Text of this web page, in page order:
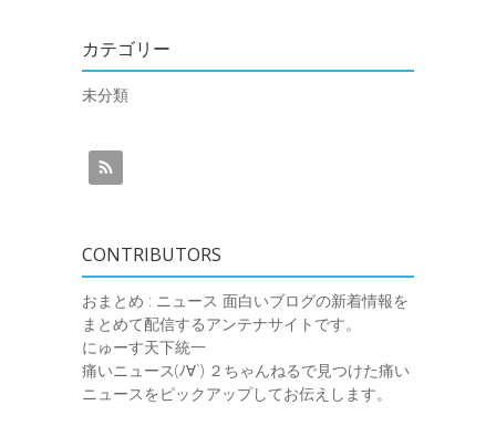
カテゴリー
未分類
CONTRIBUTORS
おまとめ : ニュース 面白いブログの新着情報を
まとめて配信するアンテナサイトです。
にゅーす天下統一
痛いニュース(ﾉ∀`) ２ちゃんねるで見つけた痛い
ニュースをピックアップしてお伝えします。